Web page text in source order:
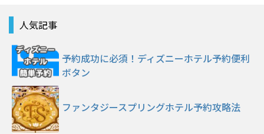
人気記事
予約成功に必須！ディズニーホテル予約便利
ボタン
ファンタジースプリングホテル予約攻略法